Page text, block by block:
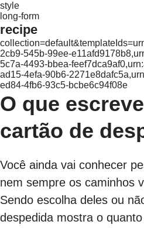
style
long-form
recipe
2cb9-545b-99ee-
5c7a-4493-bbea-
ad15-4efa-90b6-
ed84-4fb6-93c5-bcbe6c94f08e
O que
cartão de
Você ainda vai conhecer
nem sempre os caminhos
Sendo escolha deles ou
despedida mostra o